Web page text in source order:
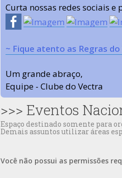
Curta nossas redes sociais
~ Fique atento as Regras
Um grande abraço,
Equipe - Clube do Vectra
>>> Eventos
Espaço destinado somente para
Demais assuntos utilizar áreas
Você não possui as permissões